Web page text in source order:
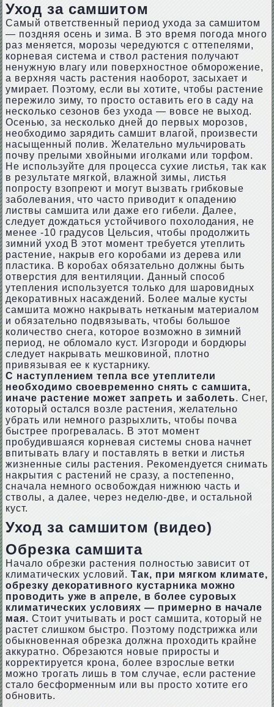
Уход за самшитом
Самый ответственный период ухода за самшитом
— поздняя осень и зима. В это время погода много
раз меняется, морозы чередуются с оттепелями,
корневая система и ствол растения получают
ненужную влагу или поверхностное обморожение,
а верхняя часть растения наоборот, засыхает и
умирает. Поэтому, если вы хотите, чтобы растение
пережило зиму, то просто оставить его в саду на
несколько сезонов без ухода — вовсе не выход.
Осенью, за несколько дней до первых морозов,
необходимо зарядить самшит влагой, произвести
насыщенный полив. Желательно мульчировать
почву прелыми хвойными иголками или торфом.
Не используйте для процесса сухие листья, так как
в результате мягкой, влажной зимы, листья
попросту взопреют и могут вызвать грибковые
заболевания, что часто приводит к опадению
листвы самшита или даже его гибели. Далее,
следует дождаться устойчивого похолодания, не
менее -10 градусов Цельсия, чтобы продолжить
зимний уход В этот момент требуется утеплить
растение, накрыв его коробами из дерева или
пластика. В коробах обязательно должны быть
отверстия для вентиляции. Данный способ
утепления используется только для шаровидных
декоративных насаждений. Более малые кусты
самшита можно накрывать нетканым материалом
и обязательно подвязывать, чтобы большое
количество снега, которое возможно в зимний
период, не обломало куст. Изгороди и бордюры
следует накрывать мешковиной, плотно
привязывая ее к кустарнику.
С наступлением тепла все утеплители
необходимо своевременно снять с самшита,
иначе растение может запреть и заболеть. Снег,
который остался возле растения, желательно
убрать или немного разрыхлить, чтобы почва
быстрее прогревалась. В этот момент
пробудившаяся корневая системы снова начнет
впитывать влагу и поставлять в ветки и листья
жизненные силы растения. Рекомендуется снимать
накрытия с растений не сразу, а постепенно,
сначала немного освобождая нижнюю часть и
стволы, а далее, через неделю-две, и остальной
куст.
Уход за самшитом (видео)
Обрезка самшита
Начало обрезки растения полностью зависит от
климатических условий.Так, при мягком климате,
обрезку декоративного кустарника можно
проводить уже в апреле, в более суровых
климатических условиях — примерно в начале
мая. Стоит учитывать и рост самшита, который не
растет слишком быстро. Поэтому подстрижка или
обыкновенная обрезка должна проходить крайне
аккуратно. Обрезаются новые приросты и
корректируется крона, более взрослые ветки
можно трогать лишь в том случае, если растение
стало бесформенным или вы просто хотите его
обновить.